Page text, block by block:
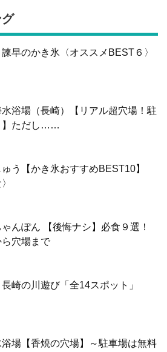
諫早のかき氷〈オススメBEST６〉
水浴場（長崎）【リアル超穴場！駐
】ただし……
う【かき氷おすすめBEST10】
んぽん 【後悔ナシ】必食９選！
ら穴場まで
長崎の川遊び「全14スポット」
浴場【香焼の穴場】～駐車場は無料